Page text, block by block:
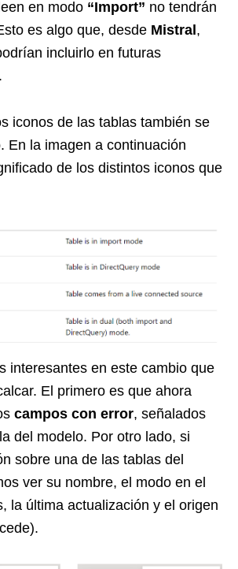
en modo “Import” no tendrán
es algo que, desde Mistral,
incluirlo en futuras
iconos de las tablas también se
En la imagen a continuación
de los distintos iconos que
interesantes en este cambio que
El primero es que ahora
campos con error, señalados
del modelo. Por otro lado, si
sobre una de las tablas del
ver su nombre, el modo en el
la última actualización y el origen